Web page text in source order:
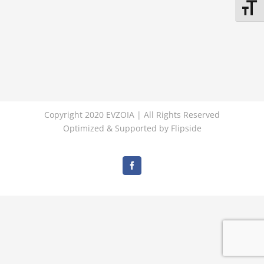
Copyright 2020 EVZOIA | All Rights Reserved
Optimized & Supported by Flipside
Facebook